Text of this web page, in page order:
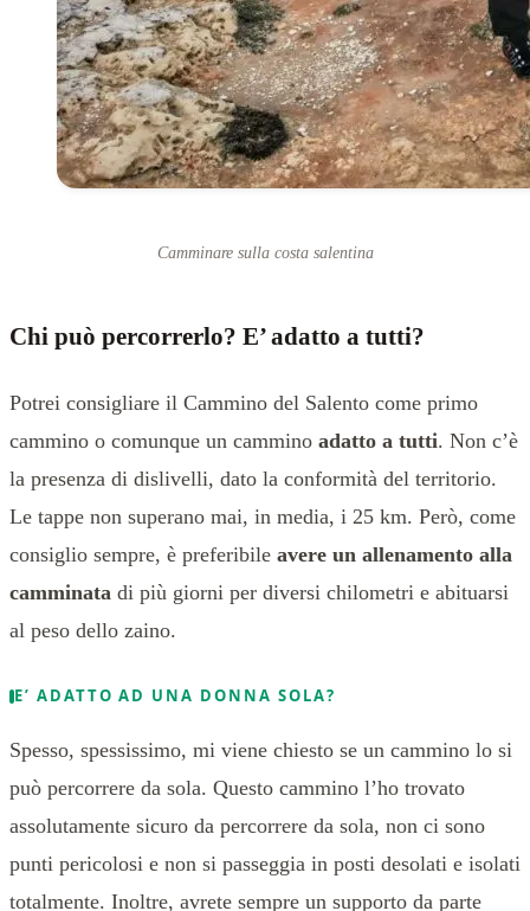
Camminare sulla costa salentina
Chi può percorrerlo? E’ adatto a tutti?
Potrei consigliare il Cammino del Salento come primo
cammino o comunque un cammino adatto a tutti. Non c’è
la presenza di dislivelli, dato la conformità del territorio.
Le tappe non superano mai, in media, i 25 km. Però, come
consiglio sempre, è preferibile avere un allenamento alla
camminata di più giorni per diversi chilometri e abituarsi
al peso dello zaino.
E’ ADATTO AD UNA DONNA SOLA?
Spesso, spessissimo, mi viene chiesto se un cammino lo si
può percorrere da sola. Questo cammino l’ho trovato
assolutamente sicuro da percorrere da sola, non ci sono
punti pericolosi e non si passeggia in posti desolati e isolati
totalmente. Inoltre, avrete sempre un supporto da parte